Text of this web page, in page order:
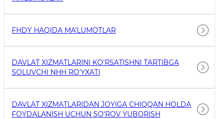
FHDY HAQIDA MA'LUMOTLAR
DAVLAT XIZMATLARINI KO'RSATISHNI TARTIBGA
SOLUVCHI NHH RO'YXATI
DAVLAT XIZMATLARIDAN JOYIGA CHIQQAN HOLDA
FOYDALANISH UCHUN SO‘ROV YUBORISH